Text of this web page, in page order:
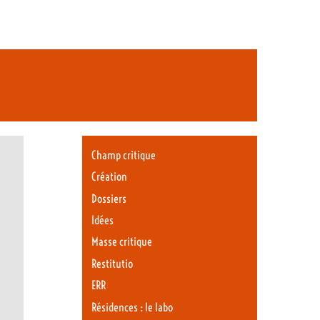
Champ critique
Création
Dossiers
Idées
Masse critique
Restitutio
ERR
Résidences : le labo